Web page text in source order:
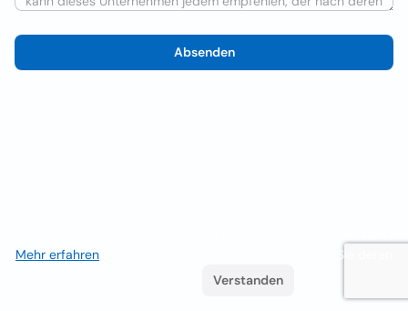
Absenden
Mehr erfahren . Wenn Sie weiterhin surfen, akzeptieren Sie deren
Verstanden